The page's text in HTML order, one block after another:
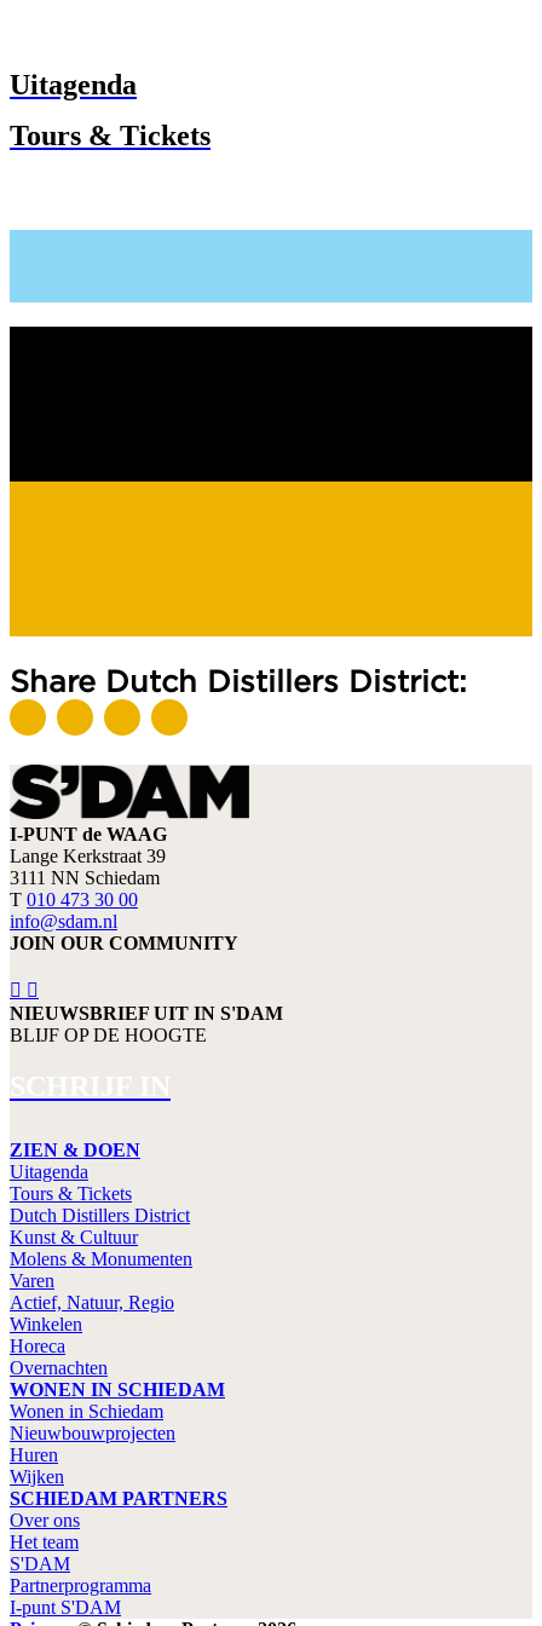
Uitagenda
Tours & Tickets
Share Dutch Distillers District:
I-PUNT de WAAG
Lange Kerkstraat 39
3111 NN Schiedam
T 010 473 30 00
info@sdam.nl
JOIN OUR COMMUNITY
NIEUWSBRIEF UIT IN S'DAM
BLIJF OP DE HOOGTE
SCHRIJF IN
ZIEN & DOEN
Uitagenda
Tours & Tickets
Dutch Distillers District
Kunst & Cultuur
Molens & Monumenten
Varen
Actief, Natuur, Regio
Winkelen
Horeca
Overnachten
WONEN IN SCHIEDAM
Wonen in Schiedam
Nieuwbouwprojecten
Huren
Wijken
SCHIEDAM PARTNERS
Over ons
Het team
S'DAM
Partnerprogramma
I-punt S'DAM